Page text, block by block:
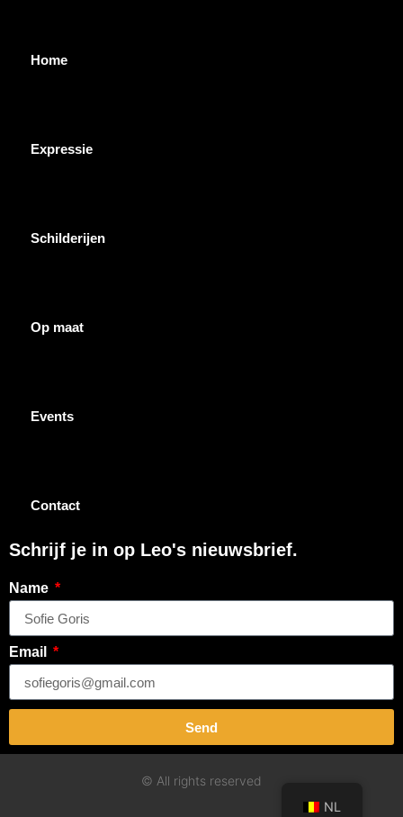
Home
Expressie
Schilderijen
Op maat
Events
Contact
Schrijf je in op Leo's nieuwsbrief.
Name
Email
Send
© All rights reserved
NL